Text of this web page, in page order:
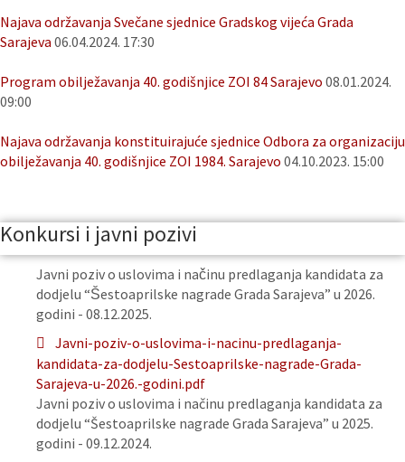
Najava održavanja Svečane sjednice Gradskog vijeća Grada
Sarajeva 06.04.2024. 17:30
Program obilježavanja 40. godišnjice ZOI 84 Sarajevo 08.01.2024.
09:00
Najava održavanja konstituirajuće sjednice Odbora za organizaciju
obilježavanja 40. godišnjice ZOI 1984. Sarajevo 04.10.2023. 15:00
Konkursi i javni pozivi
Javni poziv o uslovima i načinu predlaganja kandidata za
dodjelu “Šestoaprilske nagrade Grada Sarajeva” u 2026.
godini - 08.12.2025.
Javni-poziv-o-uslovima-i-nacinu-predlaganja-
kandidata-za-dodjelu-Sestoaprilske-nagrade-Grada-
Sarajeva-u-2026.-godini.pdf
Javni poziv o uslovima i načinu predlaganja kandidata za
dodjelu “Šestoaprilske nagrade Grada Sarajeva” u 2025.
godini - 09.12.2024.